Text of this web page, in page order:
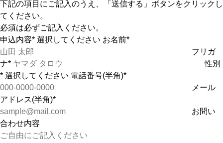
下記の項目にご記入のうえ、「送信する」ボタンをクリックし
てください。
必須は必ずご記入ください。
申込内容*
お名前*
フリガ
ナ*
性別
*
電話番号(半角)*
メール
アドレス(半角)*
お問い
合わせ内容